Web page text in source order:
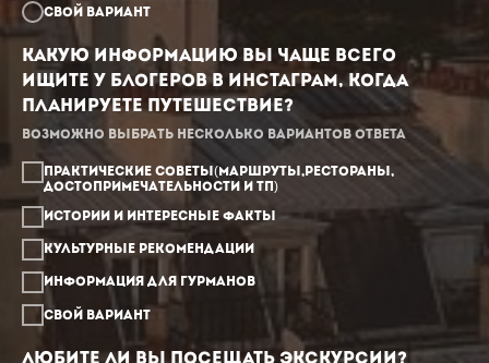
Свой вариант
Какую информацию Вы чаще всего
ищите у блогеров в инстаграм, когда
планируете путешествие?
Возможно выбрать несколько вариантов ответа
Практические советы(маршруты,рестораны,
достопримечательности и тп)
Истории и интересные факты
Культурные рекомендации
Информация для гурманов
Свой вариант
Любите ли Вы посещать экскурсии?